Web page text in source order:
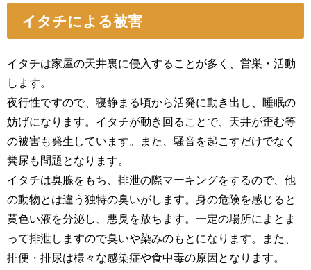
イタチによる被害
イタチは家屋の天井裏に侵入することが多く、営巣・活動
します。
夜行性ですので、寝静まる頃から活発に動き出し、睡眠の
妨げになります。イタチが動き回ることで、天井が歪む等
の被害も発生しています。また、騒音を起こすだけでなく
糞尿も問題となります。
イタチは臭腺をもち、排泄の際マーキングをするので、他
の動物とは違う独特の臭いがします。身の危険を感じると
黄色い液を分泌し、悪臭を放ちます。一定の場所にまとま
って排泄しますので臭いや染みのもとになります。また、
排便・排尿は様々な感染症や食中毒の原因となります。